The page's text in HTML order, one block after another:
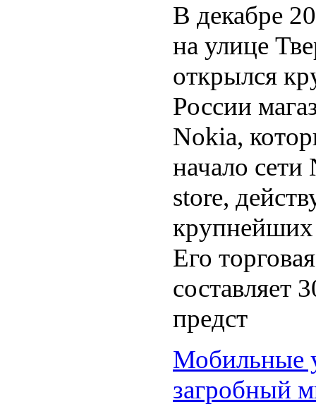
В декабре
на улице
открылся
России
Nokia,
начало
store,
крупнейших
Его
составляет
предст
Мобильные
загробный